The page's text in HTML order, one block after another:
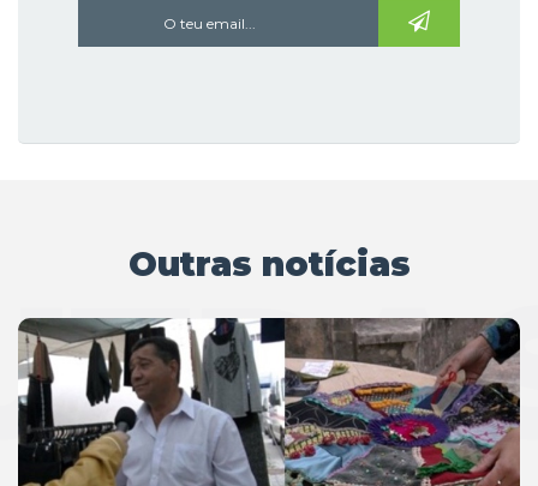
Outras notícias